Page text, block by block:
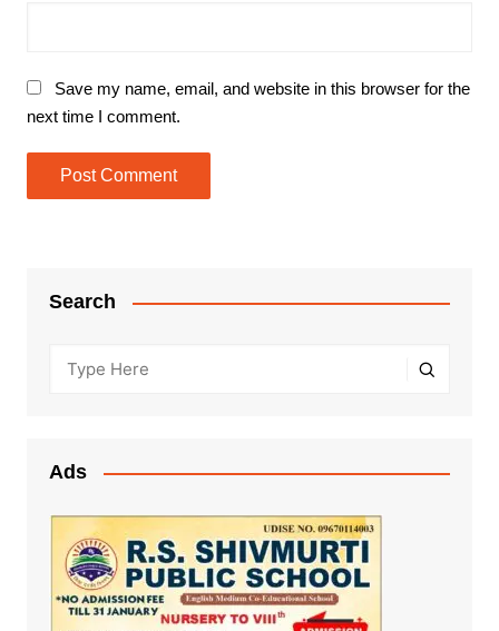
Save my name, email, and website in this browser for the
next time I comment.
Search
Ads